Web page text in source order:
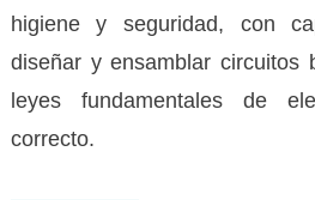
higiene y seguridad, con
diseñar y ensamblar circuitos
leyes fundamentales de
correcto.